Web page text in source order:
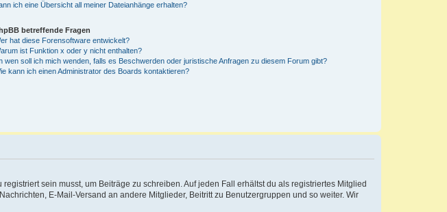
ich eine Übersicht all meiner Dateianhänge erhalten?
betreffende Fragen
hat diese Forensoftware entwickelt?
ist Funktion x oder y nicht enthalten?
wen soll ich mich wenden, falls es Beschwerden oder juristische Anfragen zu diesem Forum gibt?
kann ich einen Administrator des Boards kontaktieren?
sein musst, um Beiträge zu schreiben. Auf jeden Fall erhältst du als registriertes Mitglied
E-Mail-Versand an andere Mitglieder, Beitritt zu Benutzergruppen und so weiter. Wir